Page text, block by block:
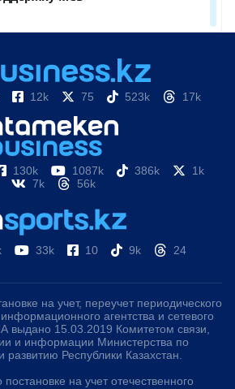
12k 75 523k 17k
130k 1087k 386k
1k
7k
56k
33k 10 9k 24
на учет, переучет периодического
агентства и сетевого
выдано 15.03.2019 Комитетом связи,
и информации Министерства по
развитию Республики Казахстан.
на учет отечественного